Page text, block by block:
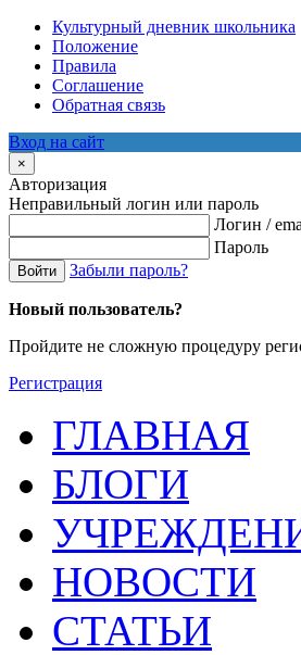
Культурный дневник школьника
Положение
Правила
Соглашение
Обратная связь
Вход на сайт
×
Авторизация
Неправильный логин или пароль
Логин /
Пароль
Войти Забыли пароль?
Новый пользователь?
Пройдите не сложную процедуру
Регистрация
ГЛАВНАЯ
БЛОГИ
НОВОСТИ
СТАТЬИ